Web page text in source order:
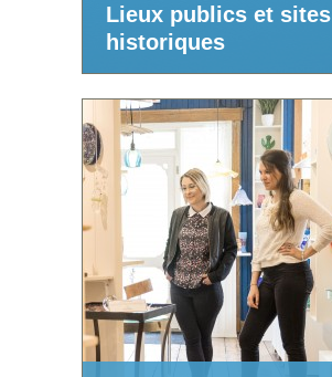
Lieux publics et sites
historiques